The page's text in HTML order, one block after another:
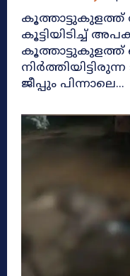
കൂട്ടിയിടിച്ച്
കൂത്താട്ടുകുളത്ത്
ജീപ്പും പിന്നാലെ...